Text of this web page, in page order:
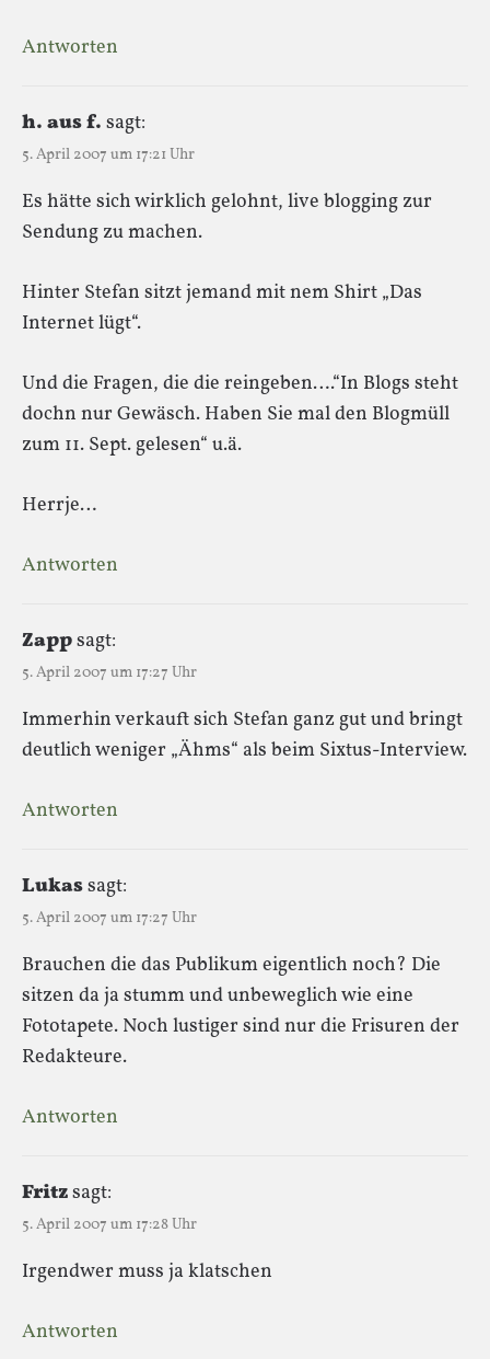
Antworten
h. aus f. sagt:
5. April 2007 um 17:21 Uhr
Es hätte sich wirklich gelohnt, live blogging zur
Sendung zu machen.
Hinter Stefan sitzt jemand mit nem Shirt „Das
Internet lügt“.
Und die Fragen, die die reingeben….“In Blogs steht
dochn nur Gewäsch. Haben Sie mal den Blogmüll
zum 11. Sept. gelesen“ u.ä.
Herrje…
Antworten
Zappsagt:
5. April 2007 um 17:27 Uhr
Immerhin verkauft sich Stefan ganz gut und bringt
deutlich weniger „Ähms“ als beim Sixtus-Interview.
Antworten
Lukassagt:
5. April 2007 um 17:27 Uhr
Brauchen die das Publikum eigentlich noch? Die
sitzen da ja stumm und unbeweglich wie eine
Fototapete. Noch lustiger sind nur die Frisuren der
Redakteure.
Antworten
Fritzsagt:
5. April 2007 um 17:28 Uhr
Irgendwer muss ja klatschen
Antworten